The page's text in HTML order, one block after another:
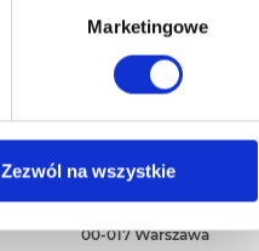
Marketingowe
Zezwól na wszystkie
Empik S.A
00-017 Warszawa